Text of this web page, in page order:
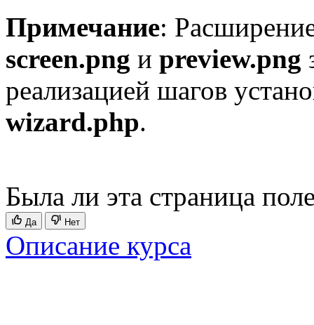
Примечание:
screen.png и preview.png
реализацией шагов
wizard.php.
Была ли эта страница
Да Нет
Описание курса